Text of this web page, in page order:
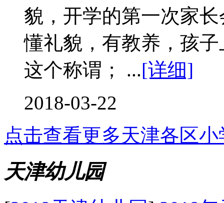
貌，开学的第一次家
懂礼貌，有教养，孩
这个称谓； ...[详细]
2018-03-22
点击查看更多天津各区
天津幼儿园